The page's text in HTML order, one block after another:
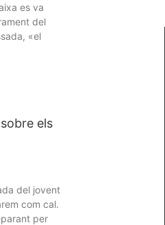
es va
del
«el
els
del jovent
com cal.
per